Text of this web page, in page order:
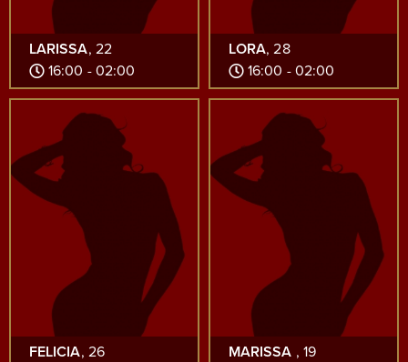
LARISSA, 22
16:00 - 02:00
LORA, 28
16:00 - 02:00
FELICIA, 26
MARISSA , 19